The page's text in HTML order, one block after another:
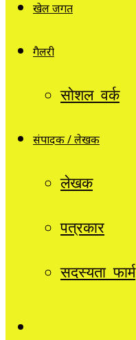
खेल जगत
गैलरी
सोशल वर्क
संपादक / लेखक
लेखक
पत्रकार
सदस्यता फार्म